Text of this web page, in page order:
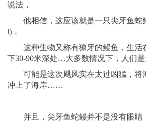
说法，
他相信，这应该就是一只尖牙鱼蛇鳗
l)，
这种生物又称有獠牙的鳗鱼，生活
下30-90米深处…大多数情况下，人们
可能是这次飓风实在太过凶猛，将
冲上了海岸……
并且，尖牙鱼蛇鳗并不是没有眼睛